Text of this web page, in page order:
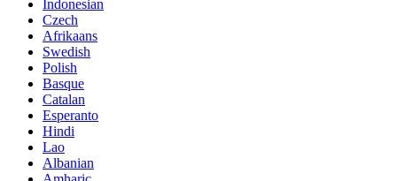
Indonesian
Czech
Afrikaans
Swedish
Polish
Basque
Catalan
Esperanto
Hindi
Lao
Albanian